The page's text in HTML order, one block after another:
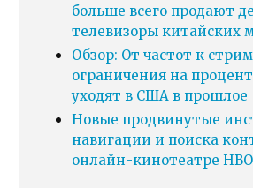
больше всего продают
телевизоры китайских
Обзор: От частот к
ограничения на
уходят в США в прошлое
Новые продвинутые
навигации и поиска
онлайн-кинотеатре